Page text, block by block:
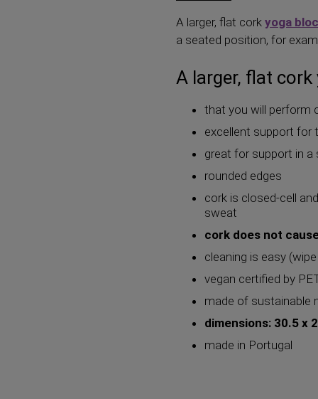
A larger, flat corkyoga
a seated position, for
A larger, flat
that you will perform
excellent support for
great for support in
rounded edges
cork is closed-cell
sweat
cork does not
cleaning is easy
vegan certified by
made of sustainable
dimensions: 30.5 x
made in Portugal